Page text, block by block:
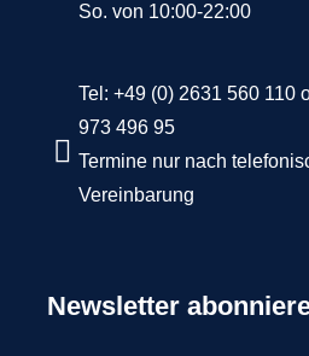
So. von 10:00-22:00
Tel: +49 (0) 2631 560 110
973 496 95
Termine nur nach
Vereinbarung
Newsletter